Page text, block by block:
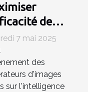
des
IA
les projets
7 mai 2025
des
d'images
sur l'intelligence